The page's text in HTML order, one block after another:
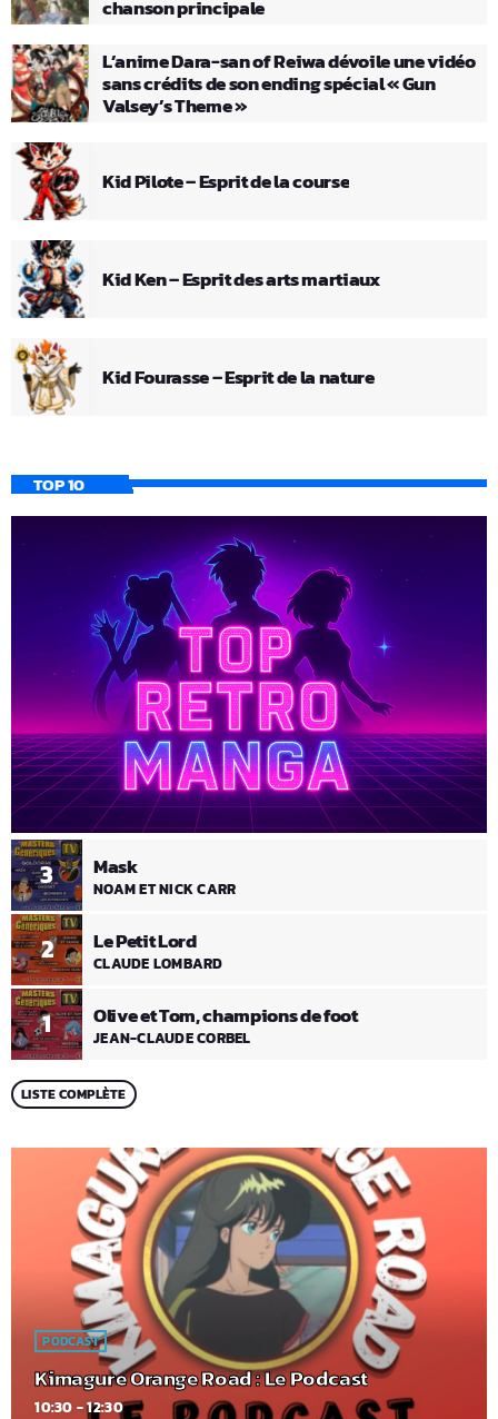
chanson principale
L’anime Dara-san of Reiwa dévoile une vidéo
sans crédits de son ending spécial « Gun
Valsey’s Theme »
Kid Pilote – Esprit de la course
Kid Ken – Esprit des arts martiaux
Kid Fourasse – Esprit de la nature
TOP 10
1 Olive et Tom, champions de foot
JEAN-CLAUDE CORBEL
2 Le Petit Lord
CLAUDE LOMBARD
3 Mask
NOAM ET NICK CARR
LISTE COMPLÈTE
PODCAST
Kimagure Orange Road : Le Podcast
10:30 - 12:30